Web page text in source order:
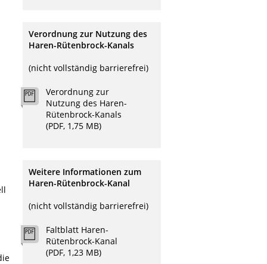
Verordnung zur Nutzung des
Haren-Rütenbrock-Kanals
(nicht vollständig barrierefrei)
Verordnung zur
Nutzung des Haren-
Rütenbrock-Kanals
(PDF, 1,75 MB)
Weitere Informationen zum
Haren-Rütenbrock-Kanal
(nicht vollständig barrierefrei)
Faltblatt Haren-
Rütenbrock-Kanal
(PDF, 1,23 MB)